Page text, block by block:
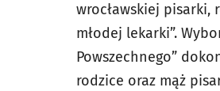
wrocławskiej pisarki,
młodej lekarki”.
Powszechnego”
rodzice oraz mąż